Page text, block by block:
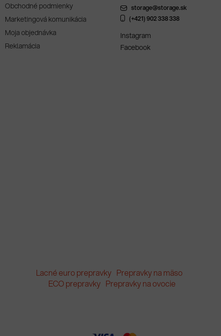
Obchodné podmienky
Marketingová komunikácia
Moja objednávka
Reklamácia
storage@storage.sk
(+421) 902 338 338
Instagram
Facebook
Lacné euro prepravky Prepravky na mäso
ECO prepravky Prepravky na ovocie